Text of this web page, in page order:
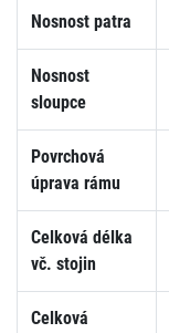
Nosnost patra
Nosnost
sloupce
Povrchová
úprava rámu
Celková délka
vč. stojin
Celková